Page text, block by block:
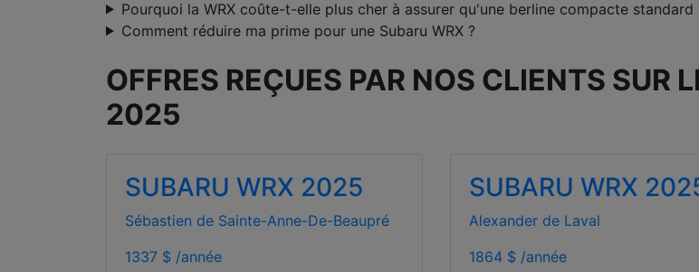
Pourquoi la WRX coûte-t-elle plus cher à assurer qu'une berline compacte standard
Comment réduire ma prime pour une Subaru WRX ?
OFFRES REÇUES PAR NOS CLIENTS SUR
2025
SUBARU WRX 2025
Sébastien de Sainte-Anne-De-Beaupré
1337 $ /année
SUBARU WRX
Alexander de Laval
1864 $ /année